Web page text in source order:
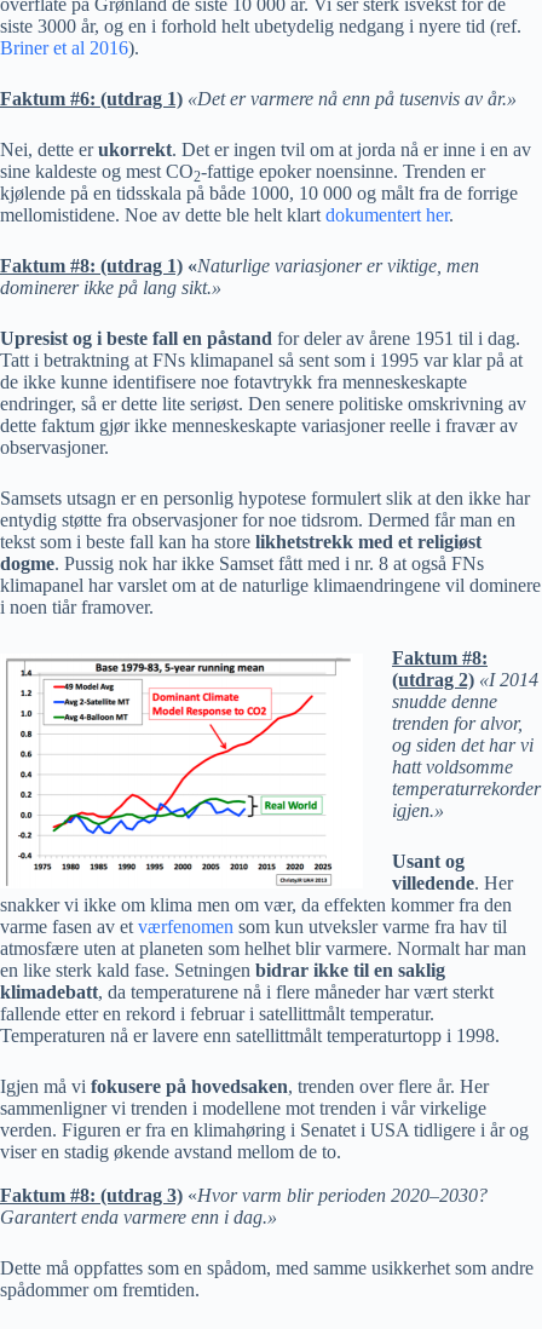
overflate på Grønland de siste 10 000 år. Vi ser sterk isvekst for de
siste 3000 år, og en i forhold helt ubetydelig nedgang i nyere tid (ref.
Briner et al 2016).
Faktum #6: (utdrag 1) «Det er varmere nå enn på tusenvis av år.»
Nei, dette erukorrekt. Det er ingen tvil om at jorda nå er inne i en av
sine kaldeste og mest CO2-fattige epoker noensinne. Trenden er
kjølende på en tidsskala på både 1000, 10 000 og målt fra de forrige
mellomistidene. Noe av dette ble helt klart dokumentert her.
Faktum #8: (utdrag 1) «Naturlige variasjoner er viktige, men
dominerer ikke på lang sikt.»
Upresist og i beste fall en påstand for deler av årene 1951 til i dag.
Tatt i betraktning at FNs klimapanel så sent som i 1995 var klar på at
de ikke kunne identifisere noe fotavtrykk fra menneskeskapte
endringer, så er dette lite seriøst. Den senere politiske omskrivning av
dette faktum gjør ikke menneskeskapte variasjoner reelle i fravær av
observasjoner.
Samsets utsagn er en personlig hypotese formulert slik at den ikke har
entydig støtte fra observasjoner for noe tidsrom. Dermed får man en
tekst som i beste fall kan ha store likhetstrekk med et religiøst
dogme. Pussig nok har ikke Samset fått med i nr. 8 at også FNs
klimapanel har varslet om at de naturlige klimaendringene vil dominere
i noen tiår framover.
Faktum #8:
(utdrag 2) «I 2014
snudde denne
trenden for alvor,
og siden det har vi
hatt voldsomme
temperaturrekorder
igjen.»
Usant og
villedende. Her
snakker vi ikke om klima men om vær, da effekten kommer fra den
varme fasen av et værfenomen som kun utveksler varme fra hav til
atmosfære uten at planeten som helhet blir varmere. Normalt har man
en like sterk kald fase. Setningen bidrar ikke til en saklig
klimadebatt, da temperaturene nå i flere måneder har vært sterkt
fallende etter en rekord i februar i satellittmålt temperatur.
Temperaturen nå er lavere enn satellittmålt temperaturtopp i 1998.
Igjen må vi fokusere på hovedsaken, trenden over flere år. Her
sammenligner vi trenden i modellene mot trenden i vår virkelige
verden. Figuren er fra en klimahøring i Senatet i USA tidligere i år og
viser en stadig økende avstand mellom de to.
Faktum #8: (utdrag 3) «Hvor varm blir perioden 2020–2030?
Garantert enda varmere enn i dag.»
Dette må oppfattes som en spådom, med samme usikkerhet som andre
spådommer om fremtiden.